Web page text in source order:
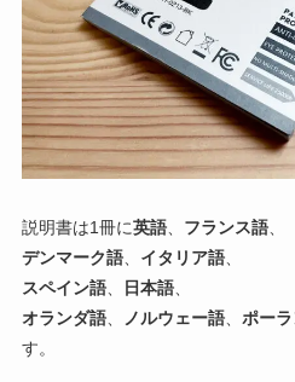
説明書は1冊に英語、 フランス語、
デンマーク語、 イタリア語、
スペイン語、 日本語、
オランダ語、 ノルウェー語、 ポー
す。